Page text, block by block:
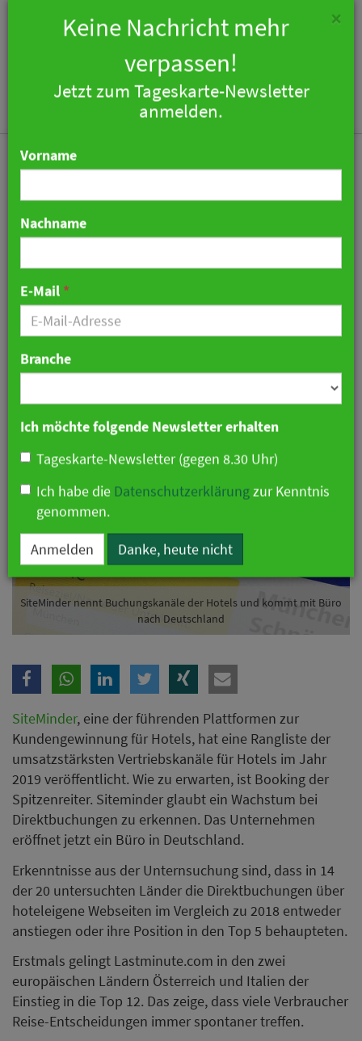
Buchungskanäle der
Hotels und kommt mit
Büro nach Deutschland
SiteMinder nennt Buchungskanäle der Hotels und kommt mit Büro
nach Deutschland
SiteMinder, eine der führenden Plattformen zur
Kundengewinnung für Hotels, hat eine Rangliste der
umsatzstärksten Vertriebskanäle für Hotels im Jahr
2019 veröffentlicht. Wie zu erwarten, ist Booking der
Spitzenreiter. Siteminder glaubt ein Wachstum bei
Direktbuchungen zu erkennen. Das Unternehmen
eröffnet jetzt ein Büro in Deutschland.
Erkenntnisse aus der Unternsuchung sind, dass in 14
der 20 untersuchten Länder die Direktbuchungen über
hoteleigene Webseiten im Vergleich zu 2018 entweder
anstiegen oder ihre Position in den Top 5 behaupteten.
Erstmals gelingt Lastminute.com in den zwei
europäischen Ländern Österreich und Italien der
Einstieg in die Top 12. Das zeige, dass viele Verbraucher
Reise-Entscheidungen immer spontaner treffen.
×
Keine Nachricht mehr
verpassen!
Jetzt zum Tageskarte-Newsletter
anmelden.
Vorname
Nachname
E-Mail*
Branche
Ich möchte folgende Newsletter erhalten
Tageskarte-Newsletter (gegen 8.30 Uhr)
Ich habe die Datenschutzerklärungzur Kenntnis
genommen.
Anmelden Danke, heute nicht